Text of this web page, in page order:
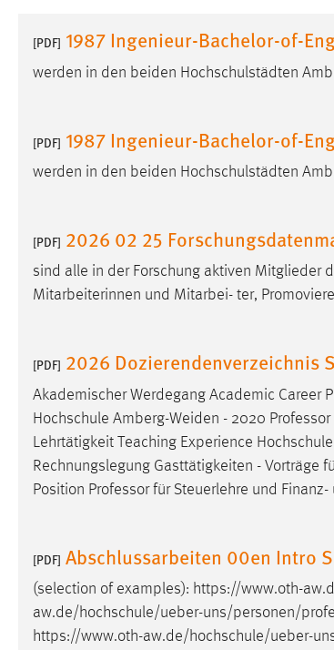
[PDF] 1987 Ingenieur-Bachelor-of-
werden in den beiden Hochschulstädten
[PDF] 1987 Ingenieur-Bachelor-of-
werden in den beiden Hochschulstädten
[PDF] 2026 02 25
sind alle in der Forschung aktiven Mitglieder
Mitarbeiterinnen und Mitarbei- ter,
[PDF] 2026 Dozierendenverzeichnis
Akademischer Werdegang Academic Career
Hochschule Amberg-Weiden - 2020 Professor
Lehrtätigkeit Teaching Experience
Rechnungslegung Gasttätigkeiten - Vorträge
Position Professorfür Steuerlehre und
[PDF] Abschlussarbeiten 00en Intro
(selection of examples): https://www.oth-
aw.de/hochschule/ueber-uns/personen/
https://www.oth-aw.de/hochschule/ueber-
Website erforderlich.
Einverständnis
ausgewählten Einverständnis-
Performance
Zweck:
Für performante Seitenauslieferung
in diesem Cookie gespeichert, ob
eingeloggt ist.
Sprachpräferenz
Name: site-language-preference
Cookie Laufzeit:
Chat